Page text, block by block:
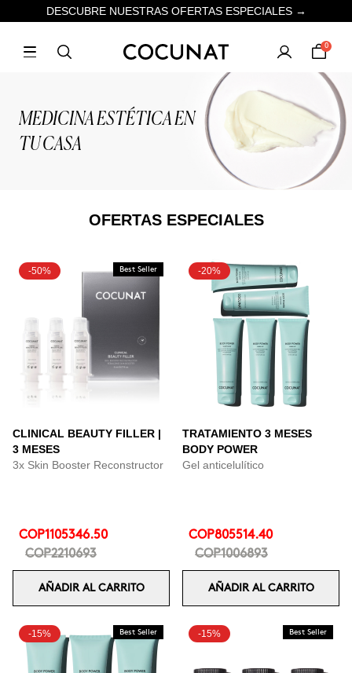
DESCUBRE NUESTRAS OFERTAS ESPECIALES →
0
MEDICINA ESTÉTICA EN
TU CASA
OFERTAS ESPECIALES
-50% Best Seller
CLINICAL BEAUTY FILLER |
3 MESES
3x Skin Booster Reconstructor
COP1105346.50
COP2210693
AÑADIR AL CARRITO
-20%
TRATAMIENTO 3 MESES
BODY POWER
Gel anticelulítico
COP805514.40
COP1006893
AÑADIR AL CARRITO
-15% Best Seller -15% Best Seller